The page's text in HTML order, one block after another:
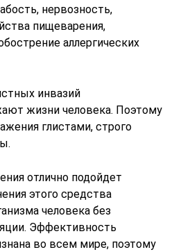
нервозность,
пищеварения,
аллергических
инвазий
жизни человека. Поэтому
глистами, строго
отлично подойдет
этого средства
человека без
Эффективность
во всем мире, поэтому